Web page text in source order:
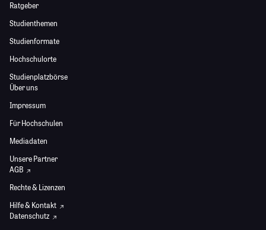
Ratgeber
Studienthemen
Studienformate
Hochschulorte
Studienplatzbörse
Über uns
Impressum
Für Hochschulen
Mediadaten
Unsere Partner
AGB
Rechte & Lizenzen
Hilfe & Kontakt
Datenschutz